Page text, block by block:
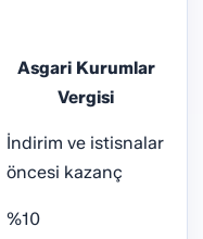
Asgari Kurumlar
Vergisi
İndirim ve istisnalar
öncesi kazanç
%10